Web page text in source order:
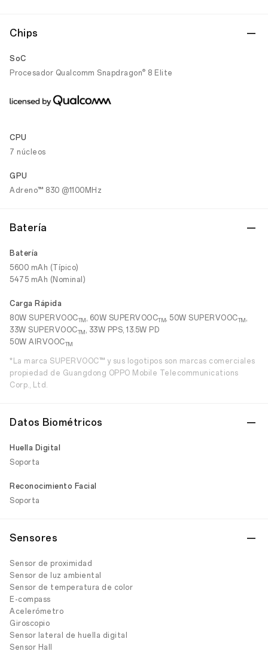
Chips
SoC
Procesador Qualcomm Snapdragon® 8 Elite
CPU
7 núcleos
GPU
Adreno™ 830 @1100MHz
Batería
Batería
5600 mAh (Típico)
5475 mAh (Nominal)
Carga Rápida
80W SUPERVOOCTM, 60W SUPERVOOCTM, 50W SUPERVOOCTM,
33W SUPERVOOCTM, 33W PPS, 13.5W PD
50W AIRVOOCTM
*La marca SUPERVOOC™ y sus logotipos son marcas comerciales
propiedad de Guangdong OPPO Mobile Telecommunications
Corp., Ltd.
Datos Biométricos
Huella Digital
Soporta
Reconocimiento Facial
Soporta
Sensores
Sensor de proximidad
Sensor de luz ambiental
Sensor de temperatura de color
E-compass
Acelerómetro
Giroscopio
Sensor lateral de huella digital
Sensor Hall